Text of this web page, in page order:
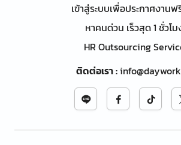
เข้าสู่ระบบเพื่อประกาศงานฟ
หาคนด่วน เร็วสุด 1 ชั่วโม
HR Outsourcing
ติดต่อเรา: